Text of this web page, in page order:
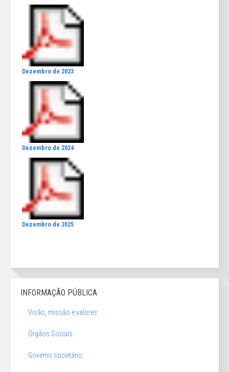
Dezembro de 2023
Dezembro de 2024
Dezembro de 2025
INFORMAÇÃO PÚBLICA
Visão, missão e valores
Órgãos Sociais
Governo societário